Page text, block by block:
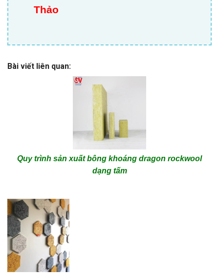
Thảo
Bài viết liên quan:
Quy trình sản xuất bông khoáng dragon rockwool
dạng tấm